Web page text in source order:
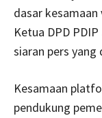
dasar
Ketua DPD
siaran pers
Kesamaan
pendukung